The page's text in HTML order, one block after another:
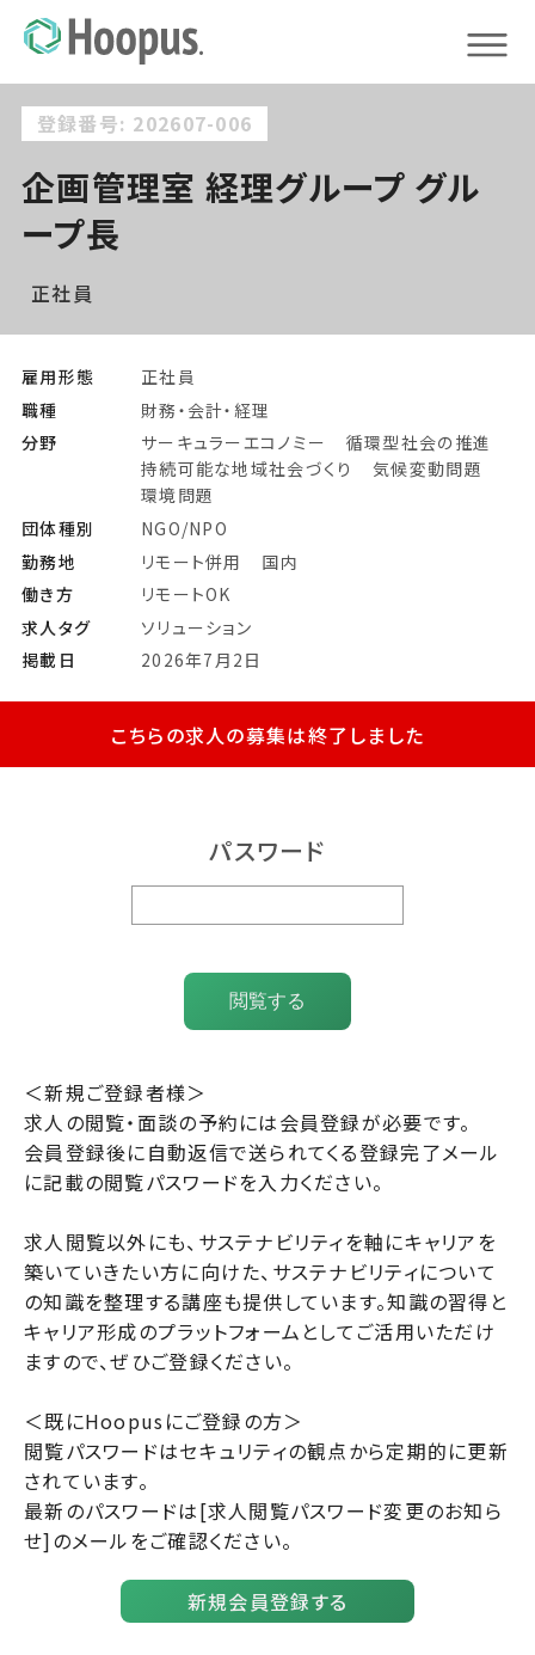
登録番号: 202607-006
企画管理室 経理グループ グル
ープ長
正社員
雇用形態
正社員
職種
財務・会計・経理
分野
サーキュラーエコノミー
循環型社会の推進
持続可能な地域社会づくり
気候変動問題
環境問題
団体種別
NGO/NPO
勤務地
リモート併用
国内
働き方
リモートOK
求人タグ
ソリューション
掲載日
2026年7月2日
こちらの求人の募集は終了しました
パスワード
閲覧する
＜新規ご登録者様＞
求人の閲覧・面談の予約には会員登録が必要です。
会員登録後に自動返信で送られてくる登録完了メール
に記載の閲覧パスワードを入力ください。
求人閲覧以外にも、サステナビリティを軸にキャリアを
築いていきたい方に向けた、サステナビリティについて
の知識を整理する講座も提供しています。知識の習得と
キャリア形成のプラットフォームとしてご活用いただけ
ますので、ぜひご登録ください。
＜既にHoopusにご登録の方＞
閲覧パスワードはセキュリティの観点から定期的に更新
されています。
最新のパスワードは[求人閲覧パスワード変更のお知ら
せ]のメールをご確認ください。
新規会員登録する